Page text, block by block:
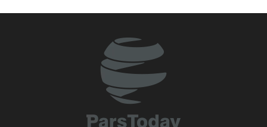
עראקצ'י למדינות השכנות: הגיע הזמן להסתמכות עצמית ואחווה
חיזוק הקשרים בין מוסדות מדעיים איראניים והודיים